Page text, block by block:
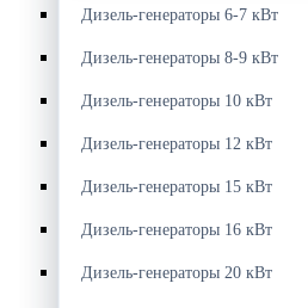
Дизель-генераторы 6-7 кВт
Дизель-генераторы 8-9 кВт
Дизель-генераторы 10 кВт
Дизель-генераторы 12 кВт
Дизель-генераторы 15 кВт
Дизель-генераторы 16 кВт
Дизель-генераторы 20 кВт